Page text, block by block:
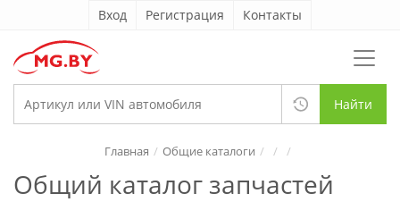
Вход Регистрация Контакты
Найти
Общий каталог запчастей
Главная Общие каталоги